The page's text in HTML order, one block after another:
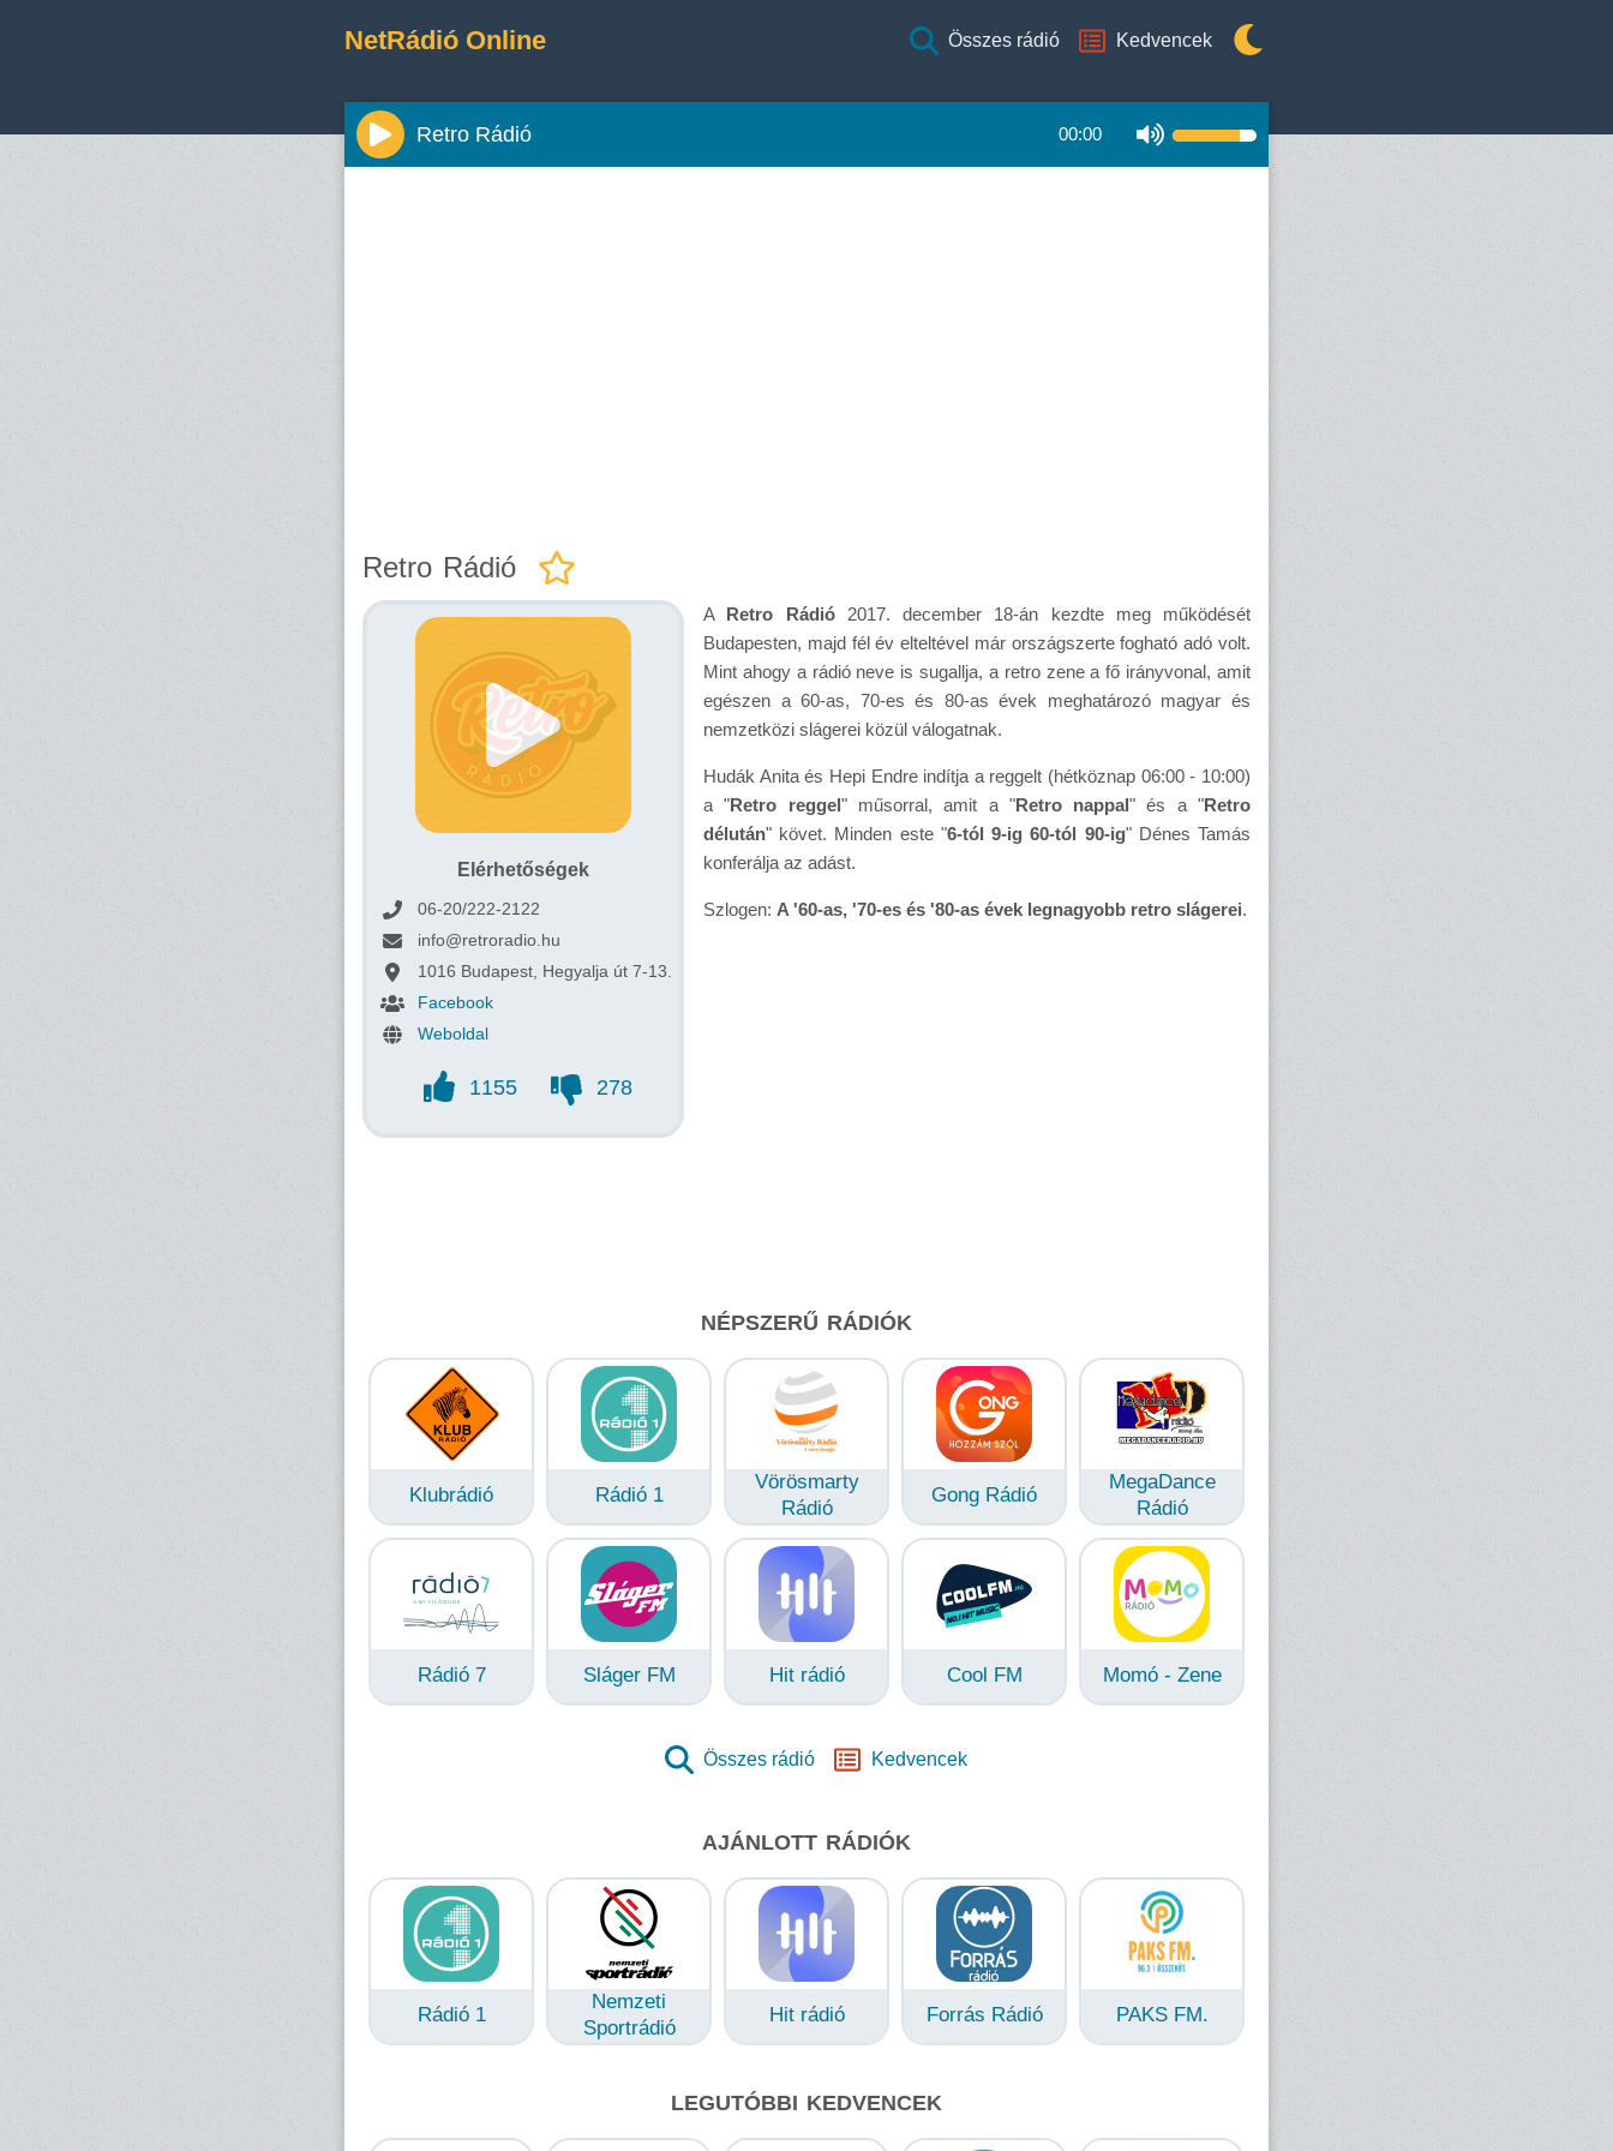
NetRádió Online Összes rádió Kedvencek
Retro Rádió 00:00
Retro Rádió
Elérhetőségek
06-20/222-2122
info@retroradio.hu
1016 Budapest, Hegyalja út 7-13.
Facebook
Weboldal
1155 278
A Retro Rádió2017. december 18-án kezdte meg működését
Budapesten, majd fél év elteltével már országszerte fogható adó volt.
Mint ahogy a rádió neve is sugallja, a retro zene a fő irányvonal, amit
egészen a 60-as, 70-es és 80-as évek meghatározó magyar és
nemzetközi slágerei közül válogatnak.
Hudák Anita és Hepi Endre indítja a reggelt (hétköznap 06:00 - 10:00)
a "Retro reggel" műsorral, amit a "Retro nappal" és a "Retro
délután" követ. Minden este "6-tól 9-ig 60-tól 90-ig" Dénes Tamás
konferálja az adást.
Szlogen: A '60-as, '70-es és '80-as évek legnagyobb retro slágerei.
NÉPSZERŰ RÁDIÓK
Klubrádió Rádió 1
Vörösmarty
Rádió
Gong Rádió
MegaDance
Rádió
Rádió 7 Sláger FM Hit rádió Cool FM Momó - Zene
Összes rádió Kedvencek
AJÁNLOTT RÁDIÓK
Rádió 1
Nemzeti
Sportrádió
Hit rádió Forrás Rádió PAKS FM.
LEGUTÓBBI KEDVENCEK